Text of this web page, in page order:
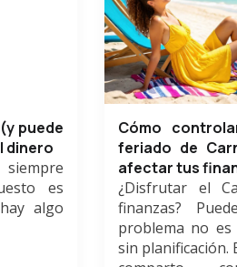
puede
dinero
es
algo
Cómo
feriado de
afectar tus
¿Disfrutar el
finanzas?
problema no
sin planificación.